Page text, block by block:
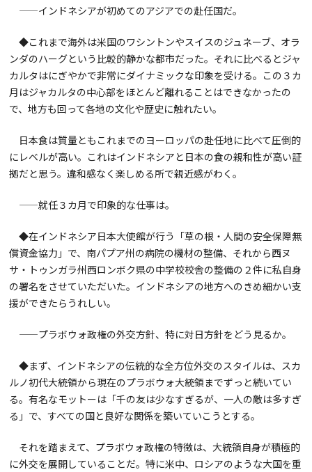
——インドネシアが初めてのアジアでの赴任国だ。
◆これまで海外は米国のワシントンやスイスのジュネーブ、オラ
ンダのハーグという比較的静かな都市だった。それに比べるとジャ
カルタはにぎやかで非常にダイナミックな印象を受ける。この３カ
月はジャカルタの中心部をほとんど離れることはできなかったの
で、地方も回って各地の文化や歴史に触れたい。
日本食は質量ともこれまでのヨーロッパの赴任地に比べて圧倒的
にレベルが高い。これはインドネシアと日本の食の親和性が高い証
拠だと思う。違和感なく楽しめる所で親近感がわく。
——就任３カ月で印象的な仕事は。
◆在インドネシア日本大使館が行う「草の根・人間の安全保障無
償資金協力」で、南パプア州の病院の機材の整備、それから西ヌ
サ・トゥンガラ州西ロンボク県の中学校校舎の整備の２件に私自身
の署名をさせていただいた。インドネシアの地方へのきめ細かい支
援ができたらうれしい。
——プラボウォ政権の外交方針、特に対日方針をどう見るか。
◆まず、インドネシアの伝統的な全方位外交のスタイルは、スカ
ルノ初代大統領から現在のプラボウォ大統領までずっと続いてい
る。有名なモットーは「千の友は少なすぎるが、一人の敵は多すぎ
る」で、すべての国と良好な関係を築いていこうとする。
それを踏まえて、プラボウォ政権の特徴は、大統領自身が積極的
に外交を展開していることだ。特に米中、ロシアのような大国を重